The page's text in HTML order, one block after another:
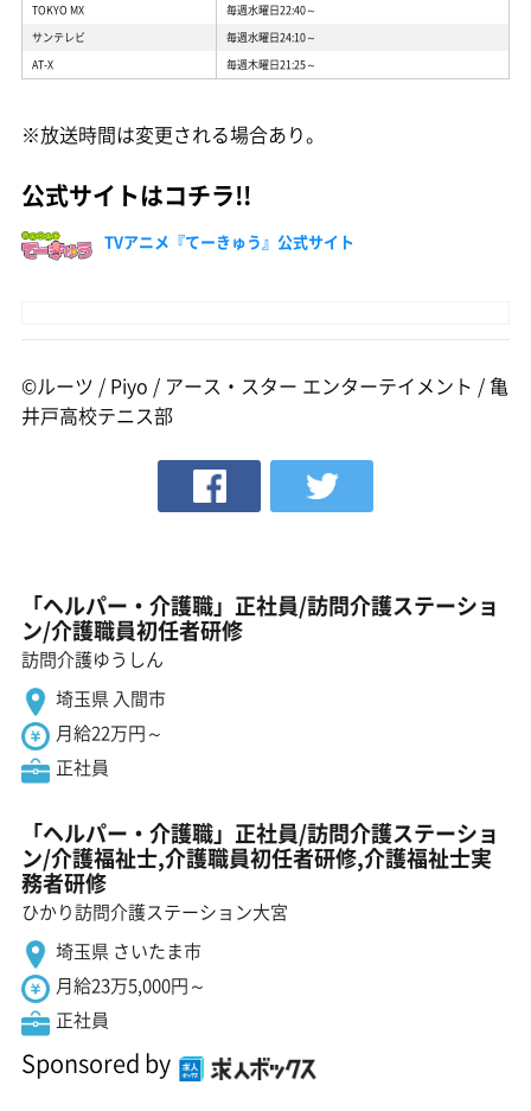
TOKYO MX
毎週水曜日22:40～
サンテレビ
毎週水曜日24:10～
AT-X
毎週木曜日21:25～
※放送時間は変更される場合あり。
公式サイトはコチラ!!
TVアニメ『てーきゅう』公式サイト
©ルーツ / Piyo / アース・スター エンターテイメント / 亀
井戸高校テニス部
「ヘルパー・介護職」正社員/訪問介護ステーショ
ン/介護職員初任者研修
訪問介護ゆうしん
埼玉県 入間市
月給22万円～
正社員
「ヘルパー・介護職」正社員/訪問介護ステーショ
ン/介護福祉士,介護職員初任者研修,介護福祉士実
務者研修
ひかり訪問介護ステーション大宮
埼玉県 さいたま市
月給23万5,000円～
正社員
Sponsored by